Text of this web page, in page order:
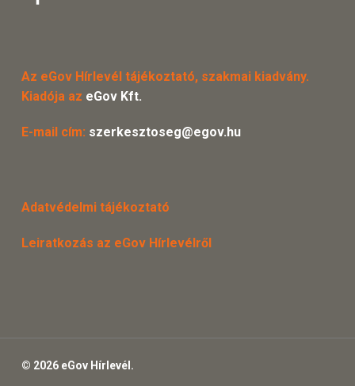
Az eGov Hírlevél tájékoztató, szakmai kiadvány.
Kiadója az eGov Kft.
E-mail cím: szerkesztoseg@egov.hu
Adatvédelmi tájékoztató
Leiratkozás az eGov Hírlevélről
© 2026 eGov Hírlevél.